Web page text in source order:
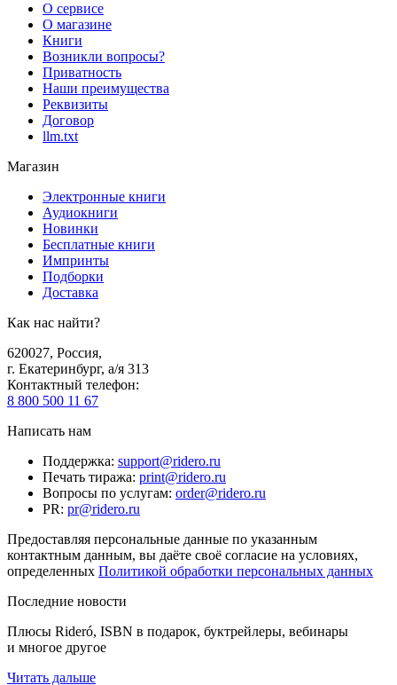
О сервисе
О магазине
Книги
Возникли вопросы?
Приватность
Наши преимущества
Реквизиты
Договор
llm.txt
Магазин
Электронные книги
Аудиокниги
Новинки
Бесплатные книги
Импринты
Подборки
Доставка
Как нас найти?
620027, Россия,
г. Екатеринбург, а/я 313
Контактный телефон:
8 800 500 11 67
Написать нам
Поддержка: support@ridero.ru
Печать тиража: print@ridero.ru
Вопросы по услугам: order@ridero.ru
PR: pr@ridero.ru
Предоставляя персональные данные по указанным
контактным данным, вы даёте своё согласие на условиях,
определенных Политикой обработки персональных данных
Последние новости
Плюсы Rideró, ISBN в подарок, буктрейлеры, вебинары
и многое другое
Читать дальше